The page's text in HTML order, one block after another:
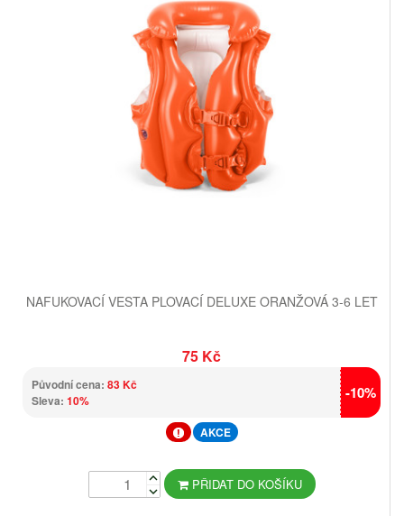
NAFUKOVACÍ VESTA PLOVACÍ DELUXE ORANŽOVÁ 3-6 LET
75 Kč
Původní cena: 83 Kč
Sleva: 10% -10%
AKCE
PŘIDAT DO KOŠÍKU